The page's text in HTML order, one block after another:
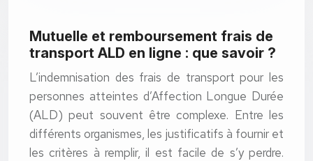
Mutuelle et remboursement frais de
transport ALD en ligne : que savoir ?
L’indemnisation des frais de transport pour les
personnes atteintes d’Affection Longue Durée
(ALD) peut souvent être complexe. Entre les
différents organismes, les justificatifs à fournir et
les critères à remplir, il est facile de s’y perdre.